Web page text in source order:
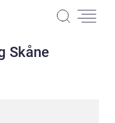
Skåne